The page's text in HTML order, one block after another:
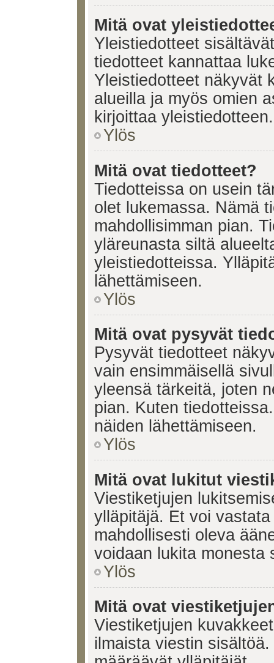
Mitä ovat
Yleistiedotteet
tiedotteet kannattaa
Yleistiedotteet näkyvät
alueilla ja myös omien
kirjoittaa
Ylös
Mitä ovat tiedotteet?
Tiedotteissa on usein
olet lukemassa. Nämä
mahdollisimman pian.
yläreunasta siltä
yleistiedotteissa.
lähettämiseen.
Ylös
Mitä ovat pysyvät
Pysyvät tiedotteet
vain ensimmäisellä
yleensä tärkeitä, joten
pian. Kuten
näiden lähettämiseen.
Ylös
Mitä ovat lukitut
Viestiketjujen
ylläpitäjä. Et voi
mahdollisesti oleva
voidaan lukita monesta
Ylös
Mitä ovat
Viestiketjujen
ilmaista viestin